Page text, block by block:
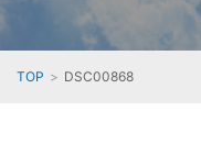
TOP DSC00868